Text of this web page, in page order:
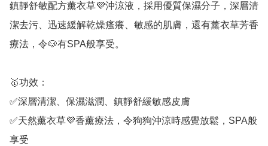
鎮靜舒敏配方薰衣草💜沖涼液，採用優質保濕分子，深層清
潔去污、迅速緩解乾燥瘙癢、敏感的肌膚，還有薰衣草芳香
療法，令🐶有SPA般享受。
🥇功效：
✅深層清潔、保濕滋潤、鎮靜舒緩敏感皮膚
✅天然薰衣草💜香薰療法，令狗狗沖涼時感覺放鬆，SPA般
享受